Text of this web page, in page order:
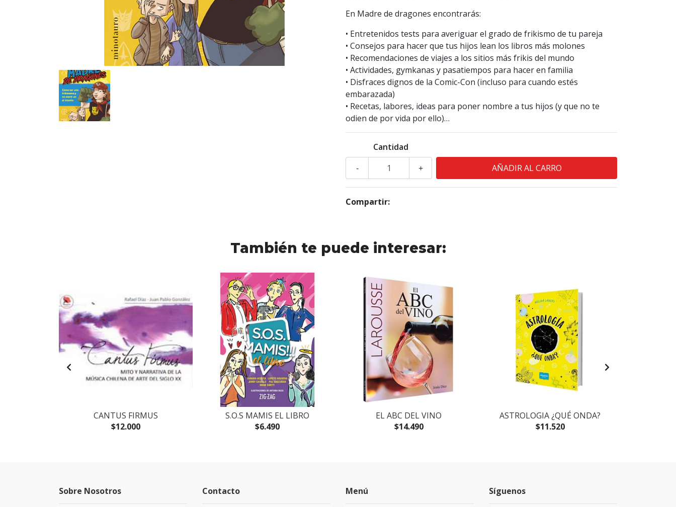
En Madre de dragones encontrarás:
• Entretenidos tests para averiguar el grado de frikismo de tu pareja
• Consejos para hacer que tus hijos lean los libros más molones
• Recomendaciones de viajes a los sitios más frikis del mundo
• Actividades, gymkanas y pasatiempos para hacer en familia
• Disfraces dignos de la Comic-Con (incluso para cuando estés
embarazada)
• Recetas, labores, ideas para poner nombre a tus hijos (y que no te
odien de por vida por ello)…
Cantidad
+
-
Compartir:
También te puede interesar:
CANTUS FIRMUS
$12.000
S.O.S MAMIS EL LIBRO
$6.490
EL ABC DEL VINO
$14.490
ASTROLOGIA ¿QUÉ ONDA?
$11.520
Sobre Nosotros Contacto Menú Síguenos